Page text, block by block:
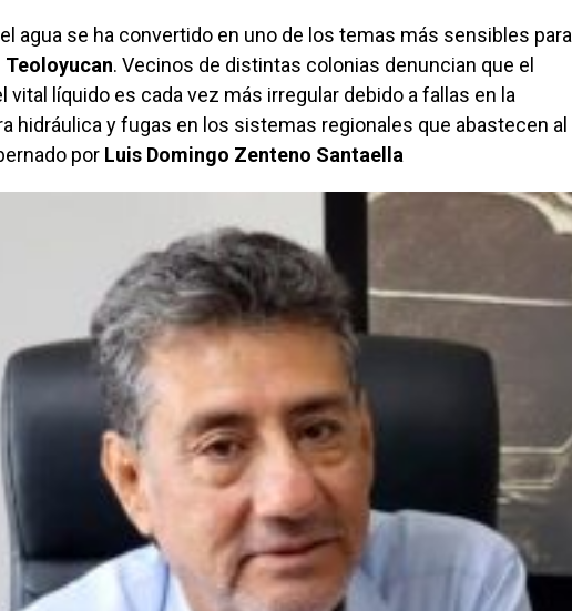
agua se ha convertido en uno de los temas más sensibles para
Teoloyucan. Vecinos de distintas colonias denuncian que el
vital líquido es cada vez más irregular debido a fallas en la
hidráulica y fugas en los sistemas regionales que abastecen al
por Luis Domingo Zenteno Santaella